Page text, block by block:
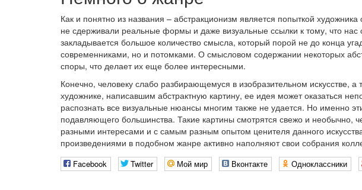
Как и понятно из названия – абстракционизм является попыткой
не сдерживали реальные формы и даже визуальные ссылки к тому, что нас
закладывается большое количество смысла, который порой не до конца
современниками, но и потомками. О смысловом содержании некоторых
споры, что делает их еще более интересными.
Конечно, человеку слабо разбирающемуся в изобразительном искусстве,
художнике, написавшим абстрактную картину, ее идея может оказаться
распознать все визуальные нюансы многим также не удается. Но именно
подавляющего большинства. Такие картины смотрятся свежо и необычно,
разными интересами и с самым разным опытом ценителя данного
произведениями в подобном жанре активно наполняют свои собрания
Facebook Twitter Мой мир Вконтакте Одноклассники